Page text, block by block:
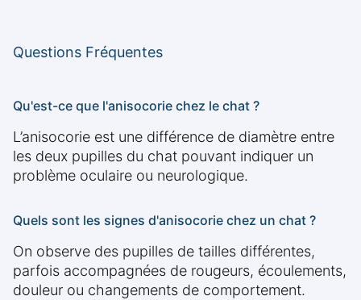
Questions Fréquentes
Qu'est-ce que l'anisocorie chez le chat ?
L’anisocorie est une différence de diamètre entre
les deux pupilles du chat pouvant indiquer un
problème oculaire ou neurologique.
Quels sont les signes d'anisocorie chez un chat ?
On observe des pupilles de tailles différentes,
parfois accompagnées de rougeurs, écoulements,
douleur ou changements de comportement.